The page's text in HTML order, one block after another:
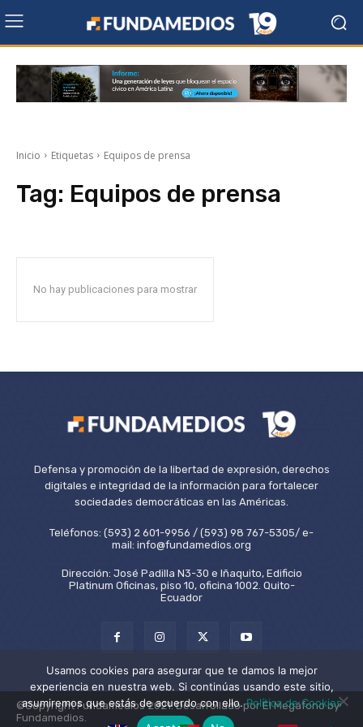
Inicio Etiquetas Equipos de prensa
Tag: Equipos de prensa
No hay publicaciones para mostrar
Defensa y promoción de la libertad de expresión, derechos
digitales e integridad de la información para fortalecer
sociedades democráticas en las Américas.
Teléfonos: (593) 2 601-9956 / (593) 98 767-5305/ e-
mail: info@fundamedios.org
Dirección: José Padilla N3-30 e Iñaquito, Edificio
Platinum Oficinas, piso 10, oficina 1002. Quito-
Ecuador
©Copyright Fundamedios 2021. Desarrollado por El Megáfono by
Fundamedios.
Usamos cookies para asegurar que te damos la mejor
experiencia en nuestra web. Si continúas usando este sitio,
asumiremos que estás de acuerdo con ello.Política de Cookies